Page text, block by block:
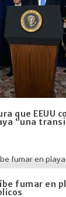
que EEUU
“una
fumar en